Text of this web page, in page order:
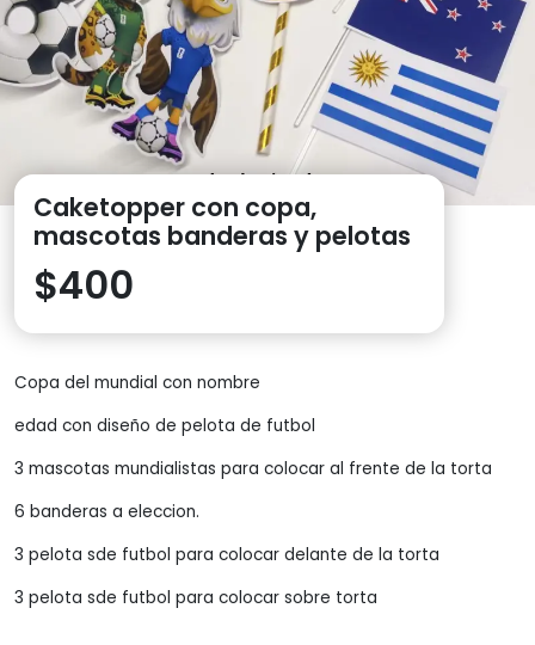
Caketopper con copa,
mascotas banderas y pelotas
$400
Copa del mundial con nombre
edad con diseño de pelota de futbol
3 mascotas mundialistas para colocar al frente de la torta
6 banderas a eleccion.
3 pelota sde futbol para colocar delante de la torta
3 pelota sde futbol para colocar sobre torta